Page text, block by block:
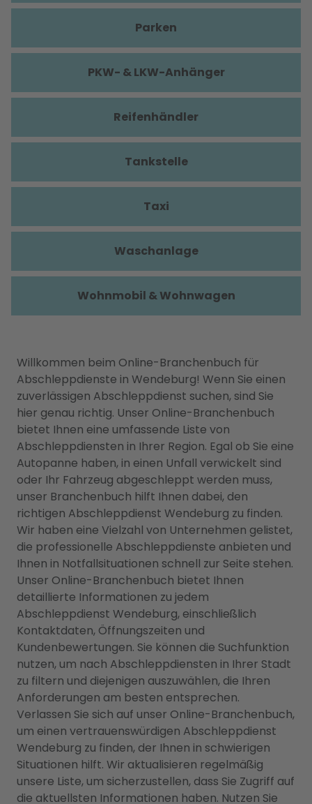
Willkommen beim Online-Branchenbuch für
Abschleppdienste in Wendeburg! Wenn Sie einen
zuverlässigen Abschleppdienst suchen, sind Sie
hier genau richtig. Unser Online-Branchenbuch
bietet Ihnen eine umfassende Liste von
Abschleppdiensten in Ihrer Region. Egal ob Sie eine
Autopanne haben, in einen Unfall verwickelt sind
oder Ihr Fahrzeug abgeschleppt werden muss,
unser Branchenbuch hilft Ihnen dabei, den
richtigen Abschleppdienst Wendeburg zu finden.
Wir haben eine Vielzahl von Unternehmen gelistet,
die professionelle Abschleppdienste anbieten und
Ihnen in Notfallsituationen schnell zur Seite stehen.
Unser Online-Branchenbuch bietet Ihnen
detaillierte Informationen zu jedem
Abschleppdienst Wendeburg, einschließlich
Kontaktdaten, Öffnungszeiten und
Kundenbewertungen. Sie können die Suchfunktion
nutzen, um nach Abschleppdiensten in Ihrer Stadt
zu filtern und diejenigen auszuwählen, die Ihren
Anforderungen am besten entsprechen.
Verlassen Sie sich auf unser Online-Branchenbuch,
um einen vertrauenswürdigen Abschleppdienst
Wendeburg zu finden, der Ihnen in schwierigen
Situationen hilft. Wir aktualisieren regelmäßig
unsere Liste, um sicherzustellen, dass Sie Zugriff auf
die aktuellsten Informationen haben. Nutzen Sie
Parken
PKW- & LKW-Anhänger
Reifenhändler
Tankstelle
Taxi
Waschanlage
Wohnmobil & Wohnwagen